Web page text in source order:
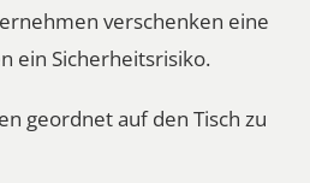
verschenken eine
ein Sicherheitsrisiko.
geordnet auf den Tisch zu